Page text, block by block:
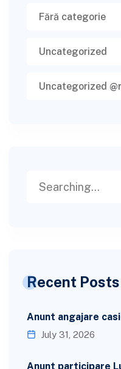
Fără categorie
Uncategorized
Uncategorized
Recent Posts
Anunt angajare
July 31, 2026
Anunt participare